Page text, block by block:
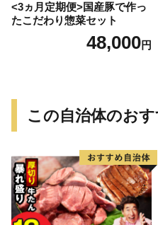
<3ヵ月定期便>国産豚で作っ
たこだわり惣菜セット
48,000円
この自治体のお